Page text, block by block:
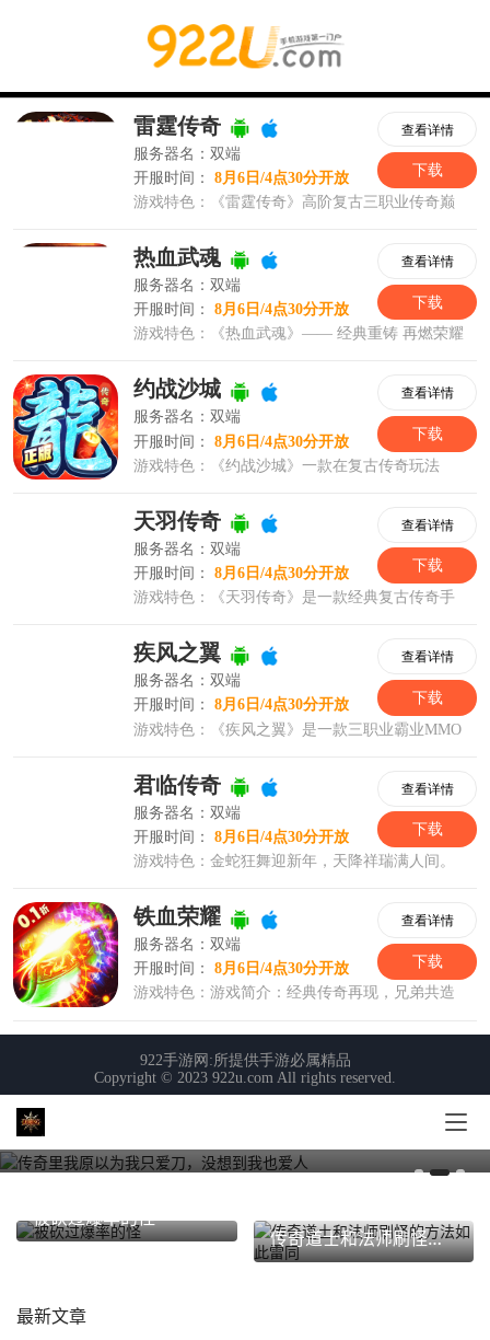
传奇里我原以为我只爱刀，没想到我也爱
人
被砍过爆率的怪
传奇道士和法师刷怪的方法如此雷同
最新文章